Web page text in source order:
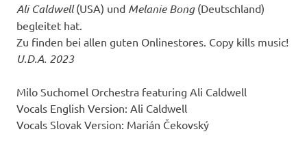
Ali Caldwell(USA) und Melanie Bong(Deutschland)
begleitet hat.
Zu finden bei allen guten Onlinestores. Copy kills music!
U.D.A. 2023
Milo Suchomel Orchestra featuring Ali Caldwell
Vocals English Version: Ali Caldwell
Vocals Slovak Version: Marián Čekovský